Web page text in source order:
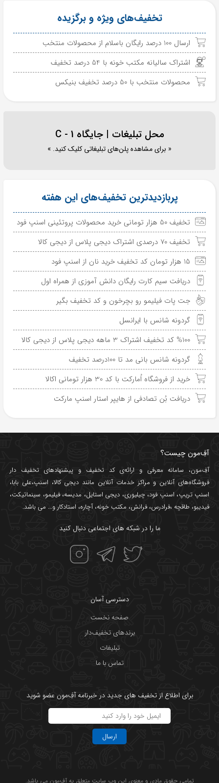
تخفیف‌های ویژه و برگزیده
ارسال 100 درصد رایگان باسلام از محصولات منتخب
اشتراک سالیانه مکتب خونه با 54 درصد تخفیف
محصولات منتخب با 50 درصد تخفیف بنیکس
محل تبلیغات | جایگاه C - 1
« برای مشاهده پلن‌های تبلیغاتی کلیک کنید. »
پربازدیدترین تخفیف‌های این هفته
تخفیف 50 هزار تومانی خرید محصولات پروتئینی اسنپ فود
تخفیف 70 درصدی اشتراک دیجی پلاس از دیجی کالا
15 هزار تومان کد تخفیف خرید نان از اسنپ فود
دریافت سیم کارت رایگان دانش آموزی از همراه اول
جت پات فیلیمو رو بچرخون و کد تخفیف بگیر
گردونه شانس با ایرانسل
%100 کد تخفیف اشتراک 3 ماهه دیجی پلاس از دیجی کالا
گردونه شانس بانی مد تا 100درصد تخفیف
خرید از فروشگاه اُمارکت با کد 30 هزار تومانی اکالا
دریافت بُن تصادفی از هایپر استار اسنپ مارکت
آفِ‌مون چیست؟
آفِ‌مون، سامانه معرفی و ارائه‌یکد تخفیف و پیشنهادهای تخفیف دار
فروشگاه‌های آنلاین و مراکز خدمات آنلاین مانند دیجی کالا، اسنپ،علی بابا،
اسنپ تریپ، اسنپ فود،چیلیوری، دیجی استایل، مدیسه،فیلیمو، سینماتیکت،
فیدیبو، طاقچه ،فرادرس، فرانش، مکتب خونه،آچاره، استادکار و... می باشد.
ما را در شبکه های اجتماعی دنبال کنید
دسترسی آسان
صفحه نخست
برندهای تخفیف‌دار
تبلیغات
تماس با ما
برای اطلاع از تخفیف های جدید در خبرنامه آفِ‌مون عضو شوید
ارسال
تمامی حقوق مادی و معنوی این وب سایت متعلق به آفِ‌مون می باشد.